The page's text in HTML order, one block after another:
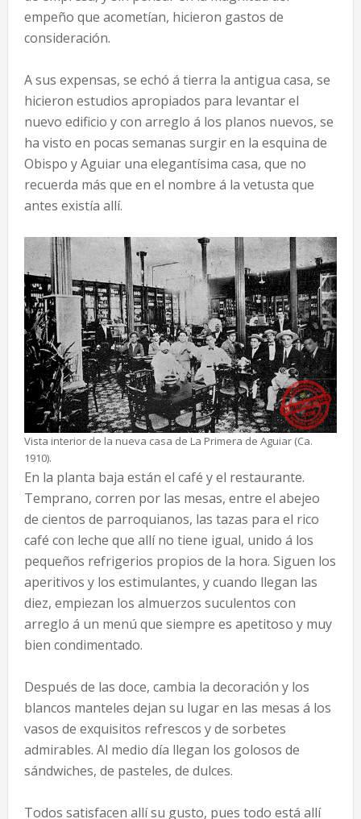
empeño que acometían, hicieron gastos de
consideración.
A sus expensas, se echó á tierra la antigua casa, se
hicieron estudios apropiados para levantar el
nuevo edificio y con arreglo á los planos nuevos, se
ha visto en pocas semanas surgir en la esquina de
Obispo y Aguiar una elegantísima casa, que no
recuerda más que en el nombre á la vetusta que
antes existía allí.
Vista interior de la nueva casa de La Primera de Aguiar (Ca.
1910).
En la planta baja están el café y el restaurante.
Temprano, corren por las mesas, entre el abejeo
de cientos de parroquianos, las tazas para el rico
café con leche que allí no tiene igual, unido á los
pequeños refrigerios propios de la hora. Siguen los
aperitivos y los estimulantes, y cuando llegan las
diez, empiezan los almuerzos suculentos con
arreglo á un menú que siempre es apetitoso y muy
bien condimentado.
Después de las doce, cambia la decoración y los
blancos manteles dejan su lugar en las mesas á los
vasos de exquisitos refrescos y de sorbetes
admirables. Al medio día llegan los golosos de
sándwiches, de pasteles, de dulces.
Todos satisfacen allí su gusto, pues todo está allí